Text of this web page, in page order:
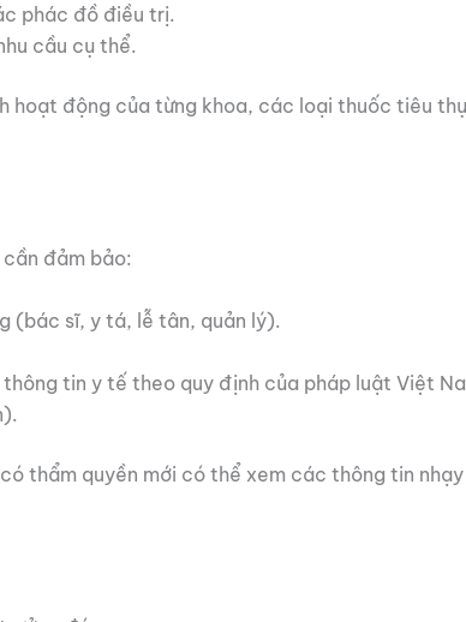
phác đồ điều trị.
cầu cụ thể.
hoạt động của từng khoa, các loại thuốc tiêu
đảm bảo:
(bác sĩ, y tá, lễ tân, quản lý).
tin y tế theo quy định của pháp luật Việt
thẩm quyền mới có thể xem các thông tin